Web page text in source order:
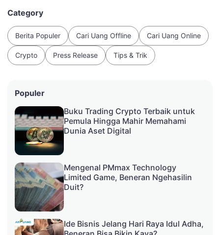
Category
Berita Populer Cari Uang Offline Cari Uang Online
Crypto Press Release Tips & Trik
Populer
Buku Trading Crypto Terbaik untuk
Pemula Hingga Mahir Memahami
Dunia Aset Digital
Mengenal PMmax Technology
Limited Game, Beneran Ngehasilin
Duit?
Ide Bisnis Jelang Hari Raya Idul Adha,